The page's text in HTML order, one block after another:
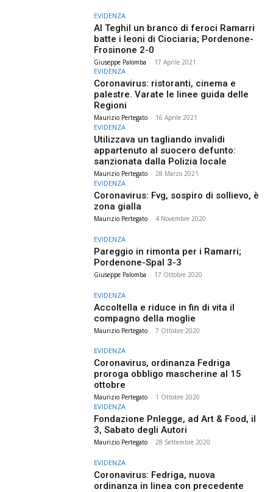
EVIDENZA
Al Teghil un branco di feroci Ramarri
batte i leoni di Ciociaria; Pordenone-
Frosinone 2-0
Giuseppe Palomba - 17 Aprile 2021
EVIDENZA
Coronavirus: ristoranti, cinema e
palestre. Varate le linee guida delle
Regioni
Maurizio Pertegato - 16 Aprile 2021
EVIDENZA
Utilizzava un tagliando invalidi
appartenuto al suocero defunto:
sanzionata dalla Polizia locale
Maurizio Pertegato - 28 Marzo 2021
EVIDENZA
Coronavirus: Fvg, sospiro di sollievo, è
zona gialla
Maurizio Pertegato - 4 Novembre 2020
EVIDENZA
Pareggio in rimonta per i Ramarri;
Pordenone-Spal 3-3
Giuseppe Palomba - 17 Ottobre 2020
EVIDENZA
Accoltella e riduce in fin di vita il
compagno della moglie
Maurizio Pertegato - 7 Ottobre 2020
EVIDENZA
Coronavirus, ordinanza Fedriga
proroga obbligo mascherine al 15
ottobre
Maurizio Pertegato - 1 Ottobre 2020
EVIDENZA
Fondazione Pnlegge, ad Art & Food, il
3, Sabato degli Autori
Maurizio Pertegato - 28 Settembre 2020
EVIDENZA
Coronavirus: Fedriga, nuova
ordinanza in linea con precedente